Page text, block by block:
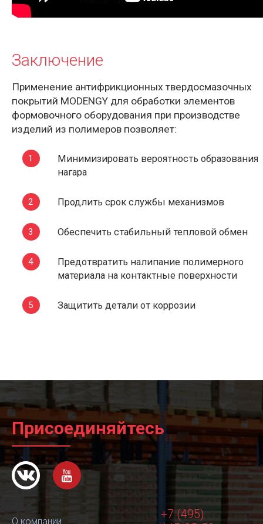
Заключение
Применение антифрикционных твердосмазочных
покрытий MODENGY для обработки элементов
формовочного оборудования при производстве
изделий из полимеров позволяет:
Минимизировать вероятность образования
нагара
Продлить срок службы механизмов
Обеспечить стабильный тепловой обмен
Предотвратить налипание полимерного
материала на контактные поверхности
Защитить детали от коррозии
Присоединяйтесь
О компании
+7 (495)